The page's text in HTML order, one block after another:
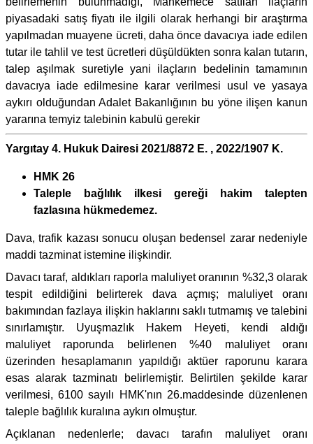
piyasadaki satış fiyatı ile ilgili olarak herhangi bir araştırma
yapılmadan muayene ücreti, daha önce davacıya iade edilen
tutar ile tahlil ve test ücretleri düşüldükten sonra kalan tutarın,
talep aşılmak suretiyle yani ilaçların bedelinin tamamının
davacıya iade edilmesine karar verilmesi usul ve yasaya
aykırı olduğundan Adalet Bakanlığının bu yöne ilişen kanun
yararına temyiz talebinin kabulü gerekir
Yargıtay 4. Hukuk Dairesi 2021/8872 E. , 2022/1907 K.
HMK 26
Taleple bağlılık ilkesi gereği hakim talepten
fazlasına hükmedemez.
Dava, trafik kazası sonucu oluşan bedensel zarar nedeniyle
maddi tazminat istemine ilişkindir.
Davacı taraf, aldıkları raporla maluliyet oranının %32,3 olarak
tespit edildiğini belirterek dava açmış; maluliyet oranı
bakımından fazlaya ilişkin haklarını saklı tutmamış ve talebini
sınırlamıştır. Uyuşmazlık Hakem Heyeti, kendi aldığı
maluliyet raporunda belirlenen %40 maluliyet oranı
üzerinden hesaplamanın yapıldığı aktüer raporunu karara
esas alarak tazminatı belirlemiştir. Belirtilen şekilde karar
verilmesi, 6100 sayılı HMK'nın 26.maddesinde düzenlenen
taleple bağlılık kuralına aykırı olmuştur.
Açıklanan nedenlerle; davacı tarafın maluliyet oranı